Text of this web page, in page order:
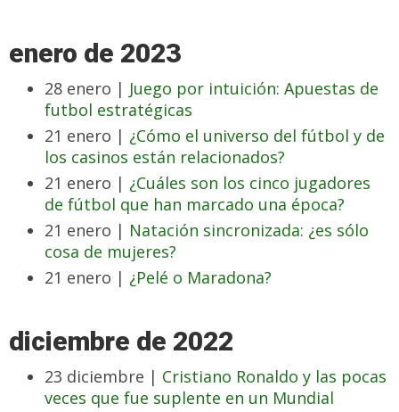
enero de 2023
28 enero | Juego por intuición: Apuestas de
futbol estratégicas
21 enero | ¿Cómo el universo del fútbol y de
los casinos están relacionados?
21 enero | ¿Cuáles son los cinco jugadores
de fútbol que han marcado una época?
21 enero | Natación sincronizada: ¿es sólo
cosa de mujeres?
21 enero | ¿Pelé o Maradona?
diciembre de 2022
23 diciembre | Cristiano Ronaldo y las pocas
veces que fue suplente en un Mundial